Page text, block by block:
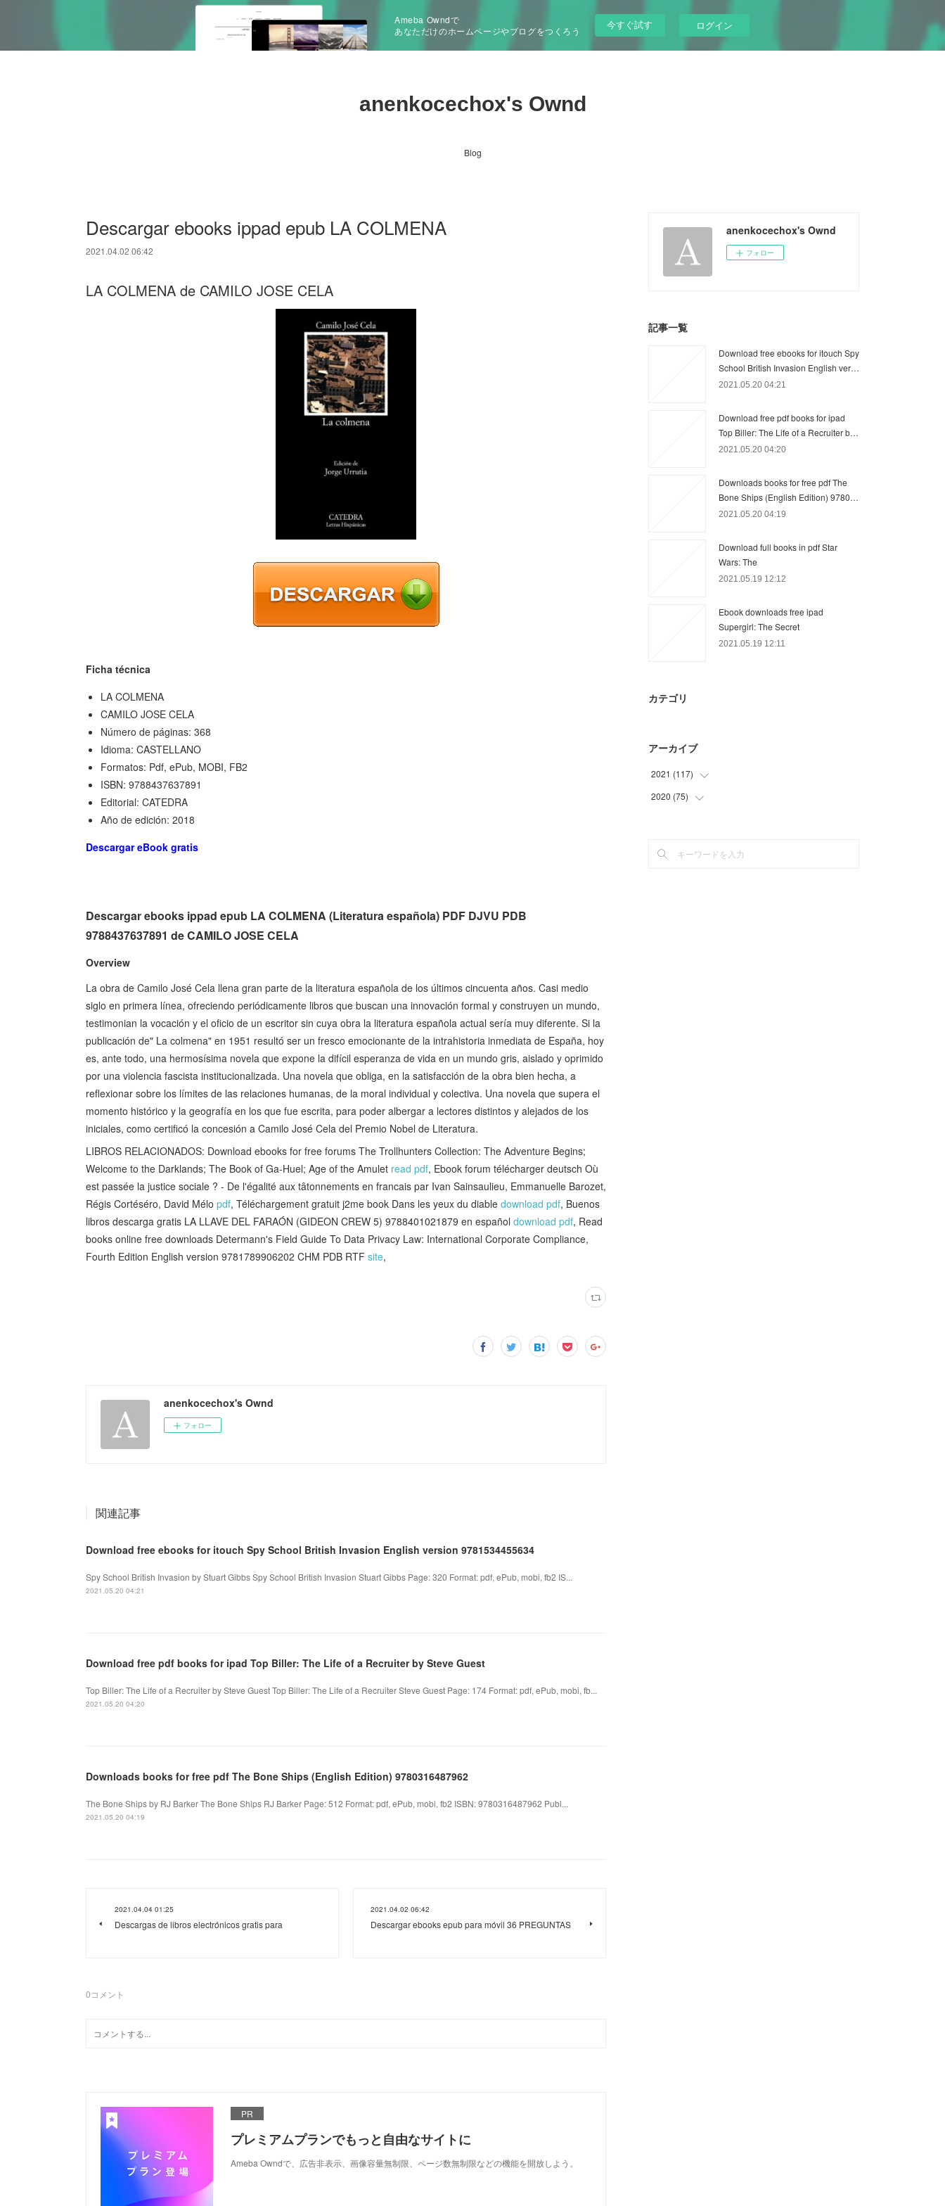
Ameba Owndで
あなただけのホームページやブログをつくろう
今すぐ試す ログイン
anenkocechox's Ownd
Blog
Descargar ebooks ippad epub LA COLMENA
2021.04.02 06:42
LA COLMENA de CAMILO JOSE CELA
Ficha técnica
LA COLMENA
CAMILO JOSE CELA
Número de páginas: 368
Idioma: CASTELLANO
Formatos: Pdf, ePub, MOBI, FB2
ISBN: 9788437637891
Editorial: CATEDRA
Año de edición: 2018
Descargar eBook gratis
Descargar ebooks ippad epub LA COLMENA (Literatura española) PDF DJVU PDB
9788437637891 de CAMILO JOSE CELA
Overview
La obra de Camilo José Cela llena gran parte de la literatura española de los últimos cincuenta años. Casi medio
siglo en primera línea, ofreciendo periódicamente libros que buscan una innovación formal y construyen un mundo,
testimonian la vocación y el oficio de un escritor sin cuya obra la literatura española actual sería muy diferente. Si la
publicación de" La colmena" en 1951 resultó ser un fresco emocionante de la intrahistoria inmediata de España, hoy
es, ante todo, una hermosísima novela que expone la difícil esperanza de vida en un mundo gris, aislado y oprimido
por una violencia fascista institucionalizada. Una novela que obliga, en la satisfacción de la obra bien hecha, a
reflexionar sobre los límites de las relaciones humanas, de la moral individual y colectiva. Una novela que supera el
momento histórico y la geografía en los que fue escrita, para poder albergar a lectores distintos y alejados de los
iniciales, como certificó la concesión a Camilo José Cela del Premio Nobel de Literatura.
LIBROS RELACIONADOS: Download ebooks for free forums The Trollhunters Collection: The Adventure Begins;
Welcome to the Darklands; The Book of Ga-Huel; Age of the Amulet read pdf, Ebook forum télécharger deutsch Où
est passée la justice sociale ? - De l'égalité aux tâtonnements en francais par Ivan Sainsaulieu, Emmanuelle Barozet,
Régis Cortéséro, David Mélo pdf, Téléchargement gratuit j2me book Dans les yeux du diable download pdf, Buenos
libros descarga gratis LA LLAVE DEL FARAÓN (GIDEON CREW 5) 9788401021879 en español download pdf, Read
books online free downloads Determann's Field Guide To Data Privacy Law: International Corporate Compliance,
Fourth Edition English version 9781789906202 CHM PDB RTF site,
anenkocechox's Ownd
フォロー
関連記事
Download free ebooks for itouch Spy School British Invasion English version 9781534455634
Spy School British Invasion by Stuart Gibbs Spy School British Invasion Stuart Gibbs Page: 320 Format: pdf, ePub, mobi, fb2 IS...
2021.05.20 04:21
Download free pdf books for ipad Top Biller: The Life of a Recruiter by Steve Guest
Top Biller: The Life of a Recruiter by Steve Guest Top Biller: The Life of a Recruiter Steve Guest Page: 174 Format: pdf, ePub, mobi, fb...
2021.05.20 04:20
Downloads books for free pdf The Bone Ships (English Edition) 9780316487962
The Bone Ships by RJ Barker The Bone Ships RJ Barker Page: 512 Format: pdf, ePub, mobi, fb2 ISBN: 9780316487962 Publ...
2021.05.20 04:19
2021.04.04 01:25
Descargas de libros electrónicos gratis para
2021.04.02 06:42
Descargar ebooks epub para móvil 36 PREGUNTAS
0コメント
PR
プレミアムプランでもっと自由なサイトに
Ameba Owndで、広告非表示、画像容量無制限、ページ数無制限などの機能を開放しよう。
anenkocechox's Ownd
フォロー
記事一覧
Download free ebooks for itouch Spy
School British Invasion English ver…
2021.05.20 04:21
Download free pdf books for ipad
Top Biller: The Life of a Recruiter b…
2021.05.20 04:20
Downloads books for free pdf The
Bone Ships (English Edition) 9780…
2021.05.20 04:19
Download full books in pdf Star
Wars: The
2021.05.19 12:12
Ebook downloads free ipad
Supergirl: The Secret
2021.05.19 12:11
カテゴリ
アーカイブ
2021 (117)
(35
)
(
2020 (75)
(